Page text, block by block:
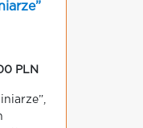
PLN